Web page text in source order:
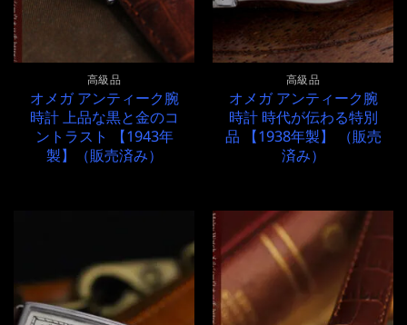
高級品
オメガ アンティーク腕
時計 上品な黒と金のコ
ントラスト 【1943年
製】（販売済み）
高級品
オメガ アンティーク腕
時計 時代が伝わる特別
品 【1938年製】 （販売
済み）